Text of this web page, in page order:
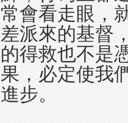
常會看走眼，
差派來的基督
的得救也不是
果，必定使我
進步。